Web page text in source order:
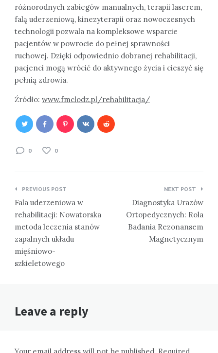
różnorodnych zabiegów manualnych, terapii laserem,
falą uderzeniową, kinezyterapii oraz nowoczesnych
technologii pozwala na kompleksowe wsparcie
pacjentów w powrocie do pełnej sprawności
ruchowej. Dzięki odpowiednio dobranej rehabilitacji,
pacjenci mogą wrócić do aktywnego życia i cieszyć się
pełnią zdrowia.
Źródło: www.fmclodz.pl/rehabilitacja/
0 0
Nawigacja
wpisu
PREVIOUS POST
Fala uderzeniowa w
rehabilitacji: Nowatorska
metoda leczenia stanów
zapalnych układu
mięśniowo-
szkieletowego
NEXT POST
Diagnostyka Urazów
Ortopedycznych: Rola
Badania Rezonansem
Magnetycznym
Leave a reply
Your email address will not be published. Required